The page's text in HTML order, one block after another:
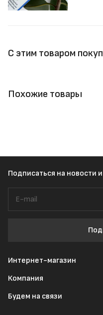
С этим товаром
Похожие товары
Подписаться на новости
Интернет-магазин
Компания
Будем на связи